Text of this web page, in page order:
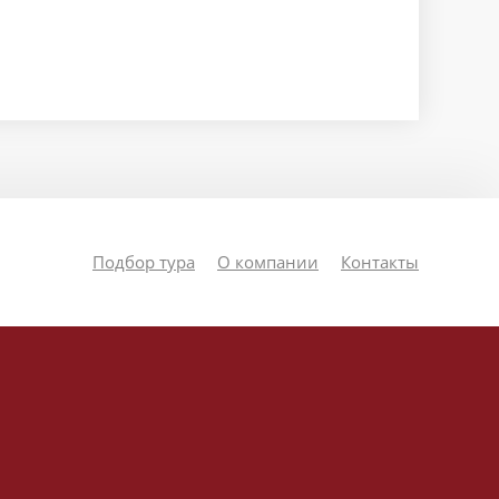
Подбор тура О компании Контакты